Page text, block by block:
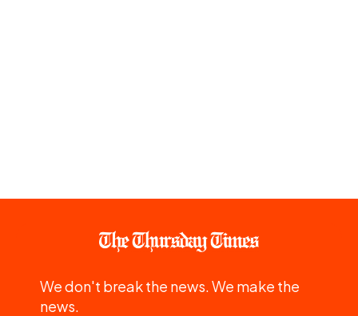
We don't break the news. We make the
news.